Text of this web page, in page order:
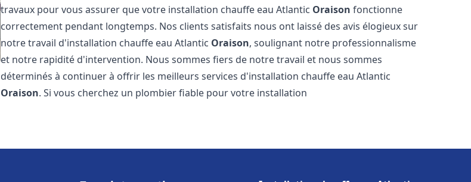
travaux pour vous assurer que votre installation chauffe eau Atlantic Oraison fonctionne
correctement pendant longtemps. Nos clients satisfaits nous ont laissé des avis élogieux sur
notre travail d'installation chauffe eau Atlantic Oraison, soulignant notre professionnalisme
et notre rapidité d'intervention. Nous sommes fiers de notre travail et nous sommes
déterminés à continuer à offrir les meilleurs services d'installation chauffe eau Atlantic
Oraison. Si vous cherchez un plombier fiable pour votre installation